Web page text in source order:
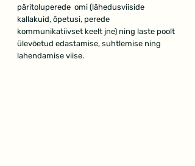
päritoluperede  omi (lähedusviiside
kallakuid, õpetusi, perede
kommunikatiivset keelt jne) ning laste poolt
ülevõetud edastamise, suhtlemise ning
lahendamise viise.